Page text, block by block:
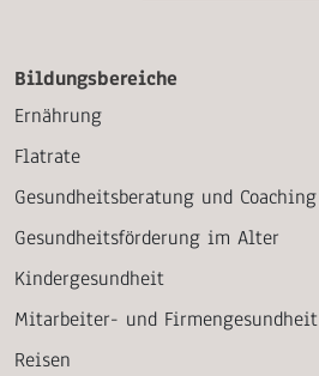
Bildungsbereiche
Ernährung
Flatrate
Gesundheitsberatung und Coaching
Gesundheitsförderung im Alter
Kindergesundheit
Mitarbeiter- und Firmengesundheit
Reisen